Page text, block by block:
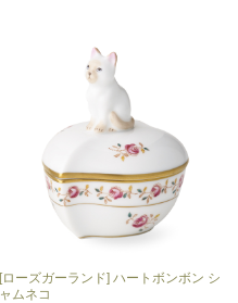
[ローズガーランド] ハートボンボン シ
ャムネコ